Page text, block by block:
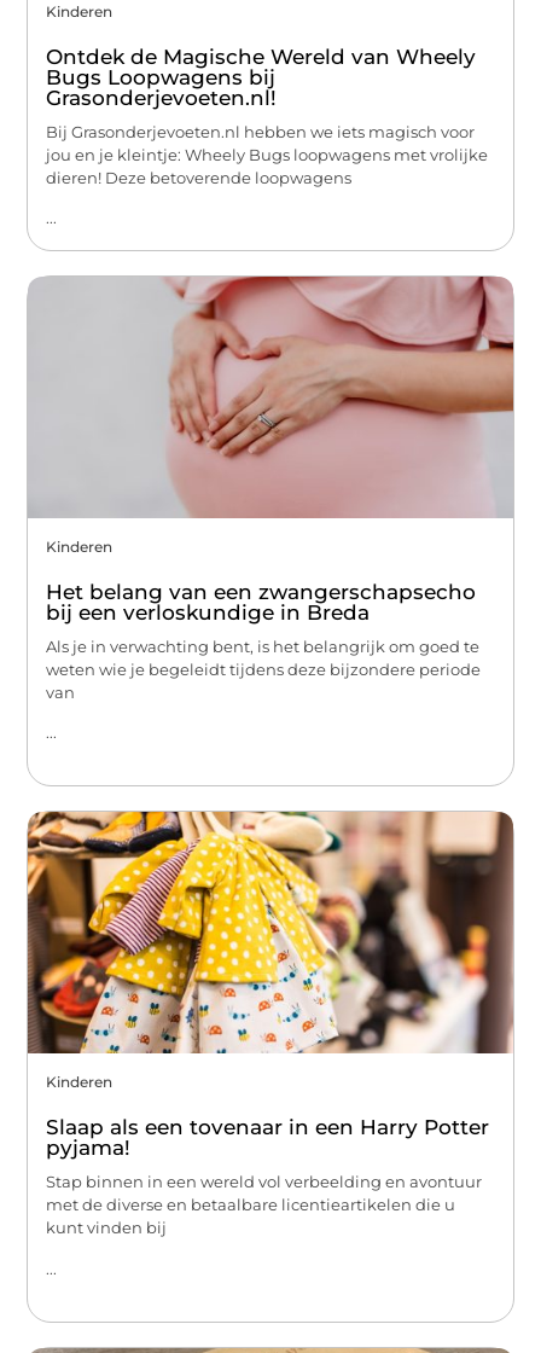
Kinderen
Ontdek de Magische Wereld van Wheely
Bugs Loopwagens bij
Grasonderjevoeten.nl!
Bij Grasonderjevoeten.nl hebben we iets magisch voor
jou en je kleintje: Wheely Bugs loopwagens met vrolijke
dieren! Deze betoverende loopwagens
...
Kinderen
Het belang van een zwangerschapsecho
bij een verloskundige in Breda
Als je in verwachting bent, is het belangrijk om goed te
weten wie je begeleidt tijdens deze bijzondere periode
van
...
Kinderen
Slaap als een tovenaar in een Harry Potter
pyjama!
Stap binnen in een wereld vol verbeelding en avontuur
met de diverse en betaalbare licentieartikelen die u
kunt vinden bij
...